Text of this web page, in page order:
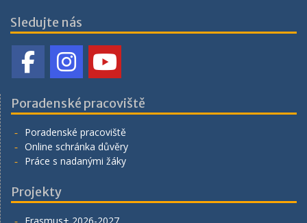
Sledujte nás
Poradenské pracoviště
Poradenské pracoviště
Online schránka důvěry
Práce s nadanými žáky
Projekty